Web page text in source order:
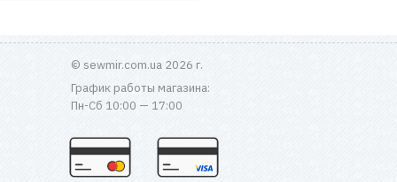
© sewmir.com.ua 2026 г.
График работы магазина:
Пн-Сб 10:00 — 17:00